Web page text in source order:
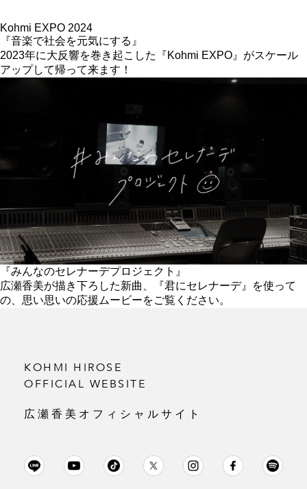
Kohmi EXPO 2024
『音楽で社会を元気にする』
2023年に大反響を巻き起こした『Kohmi EXPO』がスケール
アップして帰って来ます！
『みんなのセレナーデプロジェクト』
広瀬香美が描き下ろした新曲、『君にセレナーデ』を使って
の、思い思いの応援ムービーをご覧ください。
KOHMI HIROSE
OFFICIAL WEBSITE
広瀬香美オフィシャルサイト